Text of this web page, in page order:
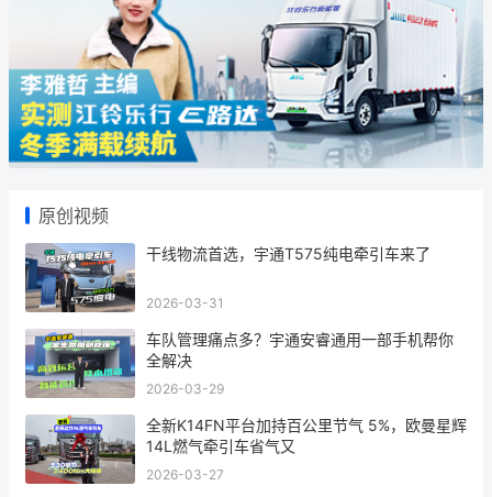
原创视频
干线物流首选，宇通T575纯电牵引车来了
2026-03-31
车队管理痛点多？宇通安睿通用一部手机帮你
全解决
2026-03-29
全新K14FN平台加持百公里节气 5%，欧曼星辉
14L燃气牵引车省气又
2026-03-27